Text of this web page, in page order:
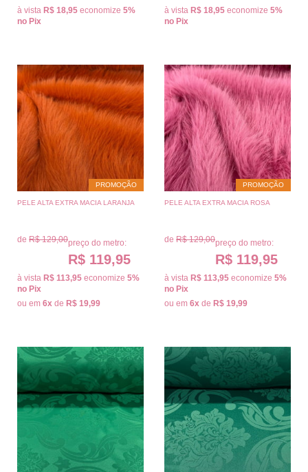
à vista R$ 18,95 economize 5%
no Pix
à vista R$ 18,95 economize 5%
no Pix
PROMOÇÃO
PELE ALTA EXTRA MACIA LARANJA
de R$ 129,00preço do metro:
R$ 119,95
à vista R$ 113,95 economize 5%
no Pix
ou em 6x de R$ 19,99
PROMOÇÃO
PELE ALTA EXTRA MACIA ROSA
de R$ 129,00preço do metro:
R$ 119,95
à vista R$ 113,95 economize 5%
no Pix
ou em 6x de R$ 19,99